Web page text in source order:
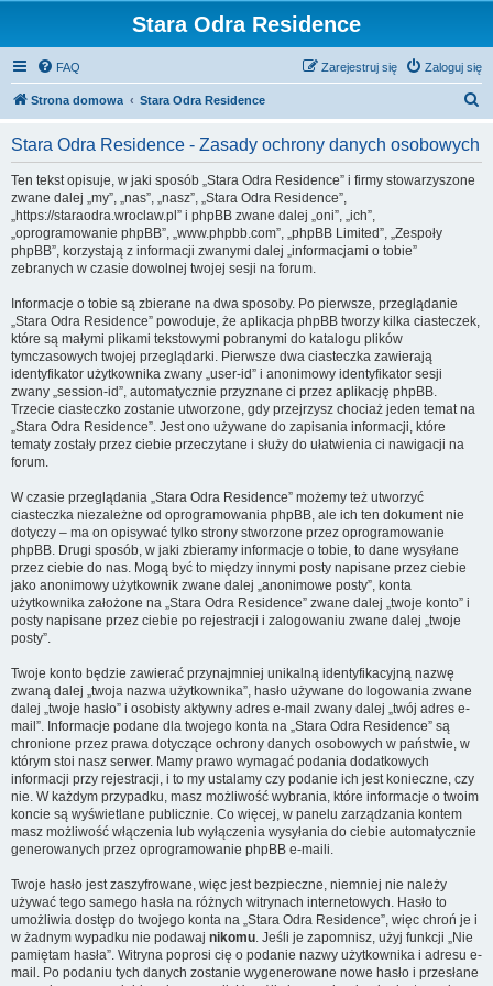
Stara Odra Residence
FAQ Zaloguj się
Zarejestruj się
Strona domowa Stara Odra Residence
Stara Odra Residence - Zasady ochrony danych osobowych
Ten tekst opisuje, w jaki sposób „Stara Odra Residence” i firmy stowarzyszone
zwane dalej „my”, „nas”, „nasz”, „Stara Odra Residence”,
„https://staraodra.wroclaw.pl” i phpBB zwane dalej „oni”, „ich”,
„oprogramowanie phpBB”, „www.phpbb.com”, „phpBB Limited”, „Zespoły
phpBB”, korzystają z informacji zwanymi dalej „informacjami o tobie”
zebranych w czasie dowolnej twojej sesji na forum.
Informacje o tobie są zbierane na dwa sposoby. Po pierwsze, przeglądanie
„Stara Odra Residence” powoduje, że aplikacja phpBB tworzy kilka ciasteczek,
które są małymi plikami tekstowymi pobranymi do katalogu plików
tymczasowych twojej przeglądarki. Pierwsze dwa ciasteczka zawierają
identyfikator użytkownika zwany „user-id” i anonimowy identyfikator sesji
zwany „session-id”, automatycznie przyznane ci przez aplikację phpBB.
Trzecie ciasteczko zostanie utworzone, gdy przejrzysz chociaż jeden temat na
„Stara Odra Residence”. Jest ono używane do zapisania informacji, które
tematy zostały przez ciebie przeczytane i służy do ułatwienia ci nawigacji na
forum.
W czasie przeglądania „Stara Odra Residence” możemy też utworzyć
ciasteczka niezależne od oprogramowania phpBB, ale ich ten dokument nie
dotyczy – ma on opisywać tylko strony stworzone przez oprogramowanie
phpBB. Drugi sposób, w jaki zbieramy informacje o tobie, to dane wysyłane
przez ciebie do nas. Mogą być to między innymi posty napisane przez ciebie
jako anonimowy użytkownik zwane dalej „anonimowe posty”, konta
użytkownika założone na „Stara Odra Residence” zwane dalej „twoje konto” i
posty napisane przez ciebie po rejestracji i zalogowaniu zwane dalej „twoje
posty”.
Twoje konto będzie zawierać przynajmniej unikalną identyfikacyjną nazwę
zwaną dalej „twoja nazwa użytkownika”, hasło używane do logowania zwane
dalej „twoje hasło” i osobisty aktywny adres e-mail zwany dalej „twój adres e-
mail”. Informacje podane dla twojego konta na „Stara Odra Residence” są
chronione przez prawa dotyczące ochrony danych osobowych w państwie, w
którym stoi nasz serwer. Mamy prawo wymagać podania dodatkowych
informacji przy rejestracji, i to my ustalamy czy podanie ich jest konieczne, czy
nie. W każdym przypadku, masz możliwość wybrania, które informacje o twoim
koncie są wyświetlane publicznie. Co więcej, w panelu zarządzania kontem
masz możliwość włączenia lub wyłączenia wysyłania do ciebie automatycznie
generowanych przez oprogramowanie phpBB e-maili.
Twoje hasło jest zaszyfrowane, więc jest bezpieczne, niemniej nie należy
używać tego samego hasła na różnych witrynach internetowych. Hasło to
umożliwia dostęp do twojego konta na „Stara Odra Residence”, więc chroń je i
w żadnym wypadku nie podawaj nikomu. Jeśli je zapomnisz, użyj funkcji „Nie
pamiętam hasła”. Witryna poprosi cię o podanie nazwy użytkownika i adresu e-
mail. Po podaniu tych danych zostanie wygenerowane nowe hasło i przesłane